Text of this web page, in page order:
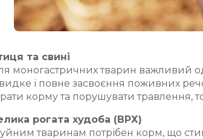
та свині
моногастричних тварин важливий
і повне засвоєння поживних
корму та порушувати травлення,
рогата худоба (ВРХ)
тваринам потрібен корм, що